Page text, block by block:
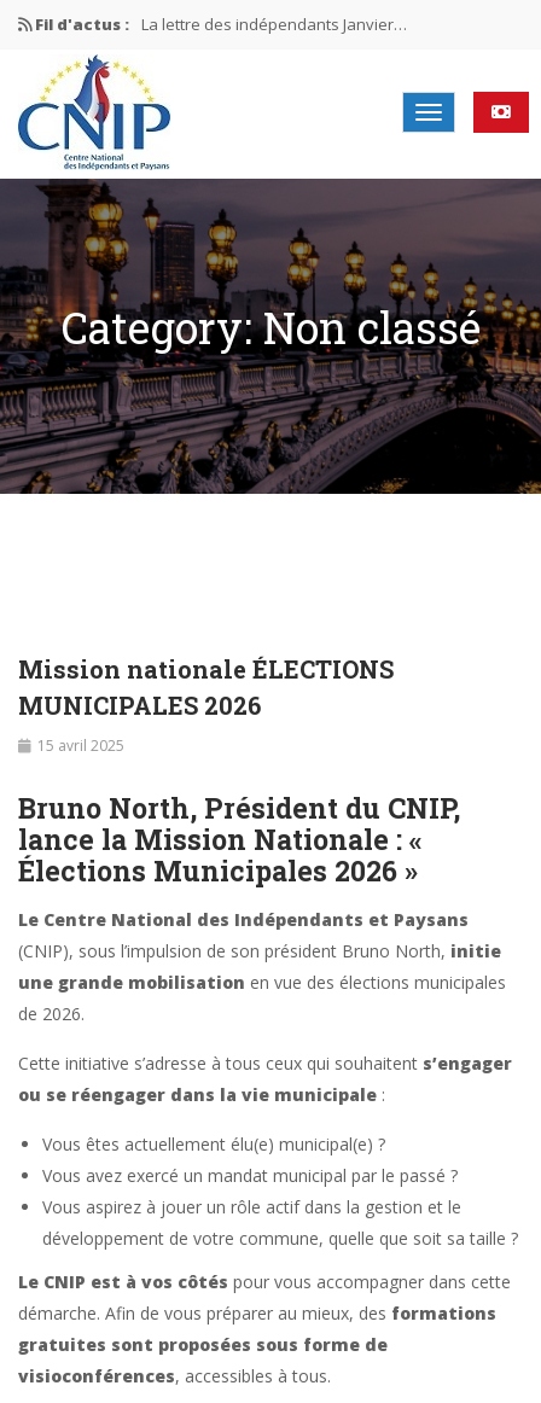
Fil d'actus :
La lettre des indépendants Juin…
Mission nationale ÉLECTIONS MUNICIPALES 2026
Category: Non classé
Mission nationale ÉLECTIONS
MUNICIPALES 2026
15 avril 2025
Bruno North, Président du CNIP,
lance la Mission Nationale : «
Élections Municipales 2026 »
Le Centre National des Indépendants et Paysans
(CNIP), sous l’impulsion de son président Bruno North, initie
une grande mobilisation en vue des élections municipales
de 2026.
Cette initiative s’adresse à tous ceux qui souhaitent s’engager
ou se réengager dans la vie municipale :
Vous êtes actuellement élu(e) municipal(e) ?
Vous avez exercé un mandat municipal par le passé ?
Vous aspirez à jouer un rôle actif dans la gestion et le
développement de votre commune, quelle que soit sa taille ?
Le CNIP est à vos côtés pour vous accompagner dans cette
démarche. Afin de vous préparer au mieux, des formations
gratuites sont proposées sous forme de
visioconférences, accessibles à tous.